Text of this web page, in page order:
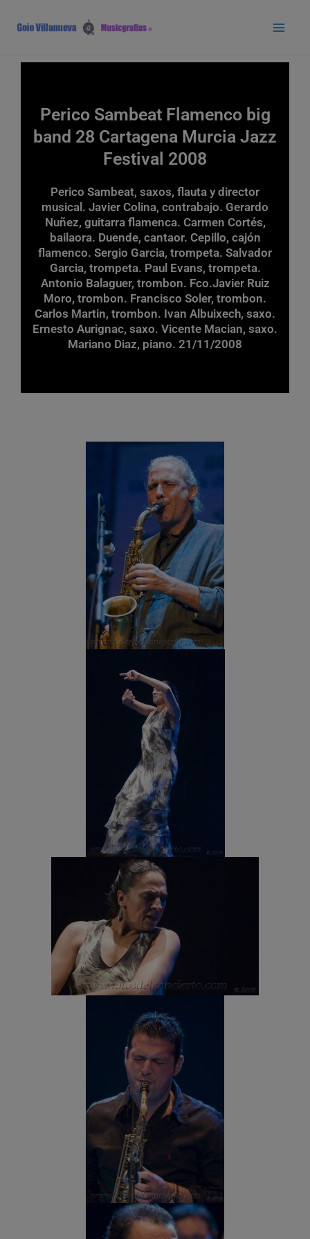
contenido
Perico Sambeat Flamenco big
band 28 Cartagena Murcia Jazz
Festival 2008
Perico Sambeat, saxos, flauta y director
musical. Javier Colina, contrabajo. Gerardo
Nuñez, guitarra flamenca. Carmen Cortés,
bailaora. Duende, cantaor. Cepillo, cajón
flamenco. Sergio Garcia, trompeta. Salvador
Garcia, trompeta. Paul Evans, trompeta.
Antonio Balaguer, trombon. Fco.Javier Ruiz
Moro, trombon. Francisco Soler, trombon.
Carlos Martin, trombon. Ivan Albuixech, saxo.
Ernesto Aurignac, saxo. Vicente Macian, saxo.
Mariano Diaz, piano. 21/11/2008